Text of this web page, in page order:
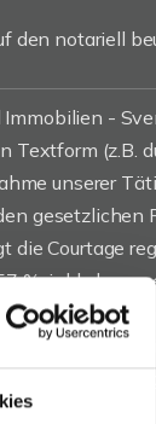
den notariell
Immobilien -
Textform (z.B.
unserer
gesetzlichen
die Courtage
%, inkl. der
ist mit
verdient und
Dritten Ihnen